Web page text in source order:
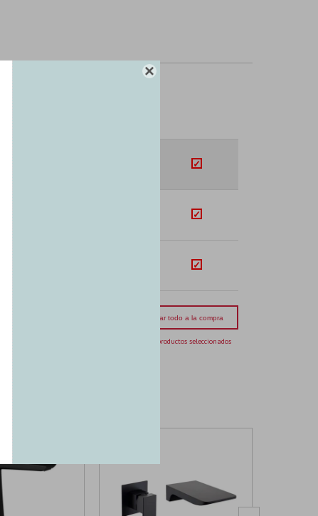

Agregar todo a la compra
3 productos seleccionados